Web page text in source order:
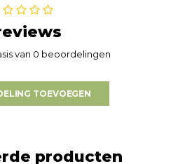
van 0 beoordelingen
TOEVOEGEN
producten